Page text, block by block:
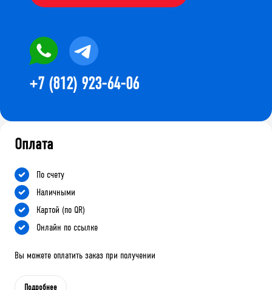
+7 (812) 923-64-06
Оплата
По счету
Наличными
Картой (по QR)
Онлайн по ссылке
Вы можете оплатить заказ при получении
Подробнее